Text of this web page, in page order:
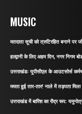
MUSIC
मतदाता सूची को त्रुटिरहित बनाने पर
हल्द्वानी के लिए अहम दिन, नगर निगम
उत्तराखंडः यूपीसीएल के आउटसोर्स
ममता हुई तार-तार! नाले में तड़पता
उत्तराखंड में बारिश का रौद्र रूप: